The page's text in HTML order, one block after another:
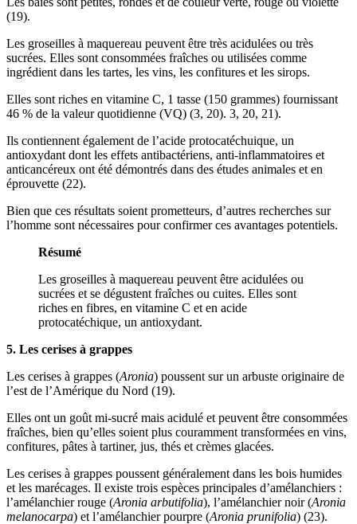
(19).
Les groseilles à maquereau peuvent être très acidulées ou très
sucrées. Elles sont consommées fraîches ou utilisées comme
ingrédient dans les tartes, les vins, les confitures et les sirops.
Elles sont riches en vitamine C, 1 tasse (150 grammes) fournissant
46 % de la valeur quotidienne (VQ) (3, 20). 3, 20, 21).
Ils contiennent également de l’acide protocatéchuique, un
antioxydant dont les effets antibactériens, anti-inflammatoires et
anticancéreux ont été démontrés dans des études animales et en
éprouvette (22).
Bien que ces résultats soient prometteurs, d’autres recherches sur
l’homme sont nécessaires pour confirmer ces avantages potentiels.
Résumé
Les groseilles à maquereau peuvent être acidulées ou
sucrées et se dégustent fraîches ou cuites. Elles sont
riches en fibres, en vitamine C et en acide
protocatéchique, un antioxydant.
5. Les cerises à grappes
Les cerises à grappes (Aronia) poussent sur un arbuste originaire de
l’est de l’Amérique du Nord (19).
Elles ont un goût mi-sucré mais acidulé et peuvent être consommées
fraîches, bien qu’elles soient plus couramment transformées en vins,
confitures, pâtes à tartiner, jus, thés et crèmes glacées.
Les cerises à grappes poussent généralement dans les bois humides
et les marécages. Il existe trois espèces principales d’amélanchiers :
l’amélanchier rouge (Aronia arbutifolia), l’amélanchier noir (Aronia
melanocarpa) et l’amélanchier pourpre (Aronia prunifolia) (23).